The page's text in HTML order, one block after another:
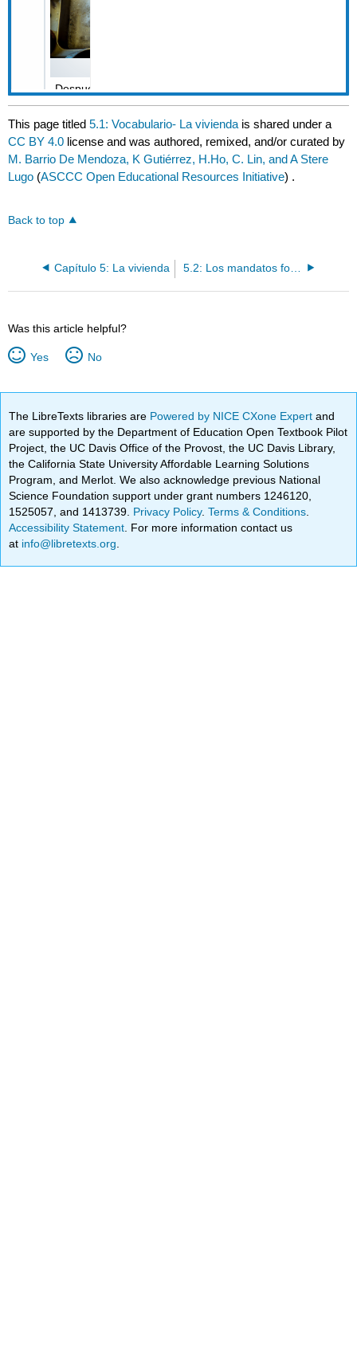
This page titled5.1: Vocabulario- La viviendais shared under a
CC BY 4.0 license and was authored, remixed, and/or curated by
M. Barrio De Mendoza, K Gutiérrez, H.Ho, C. Lin, and A Stere
Lugo (ASCCC Open Educational Resources Initiative) .
Back to top
Capítulo 5: La vivienda 5.2: Los mandatos formales afirmativos y negativos
Was this article helpful?
Yes No
The LibreTexts libraries are Powered by NICE CXone Expertand
are supported by the Department of Education Open Textbook Pilot
Project, the UC Davis Office of the Provost, the UC Davis Library,
the California State University Affordable Learning Solutions
Program, and Merlot. We also acknowledge previous National
Science Foundation support under grant numbers 1246120,
1525057, and 1413739. Privacy Policy.Terms & Conditions
Accessibility Statement . For more information contact us
at info@libretexts.org